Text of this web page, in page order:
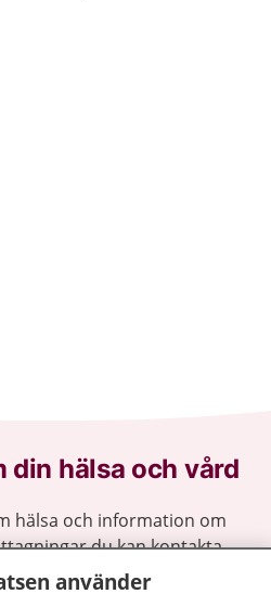
din hälsa och vård
hälsa och information om
du kan kontakta.
och göra dina
1177 för
använder